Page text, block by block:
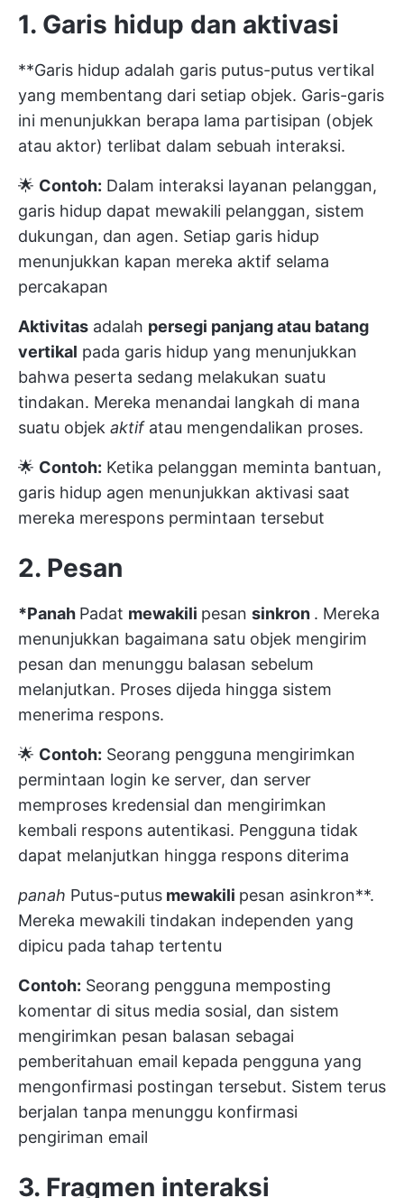
1. Garis hidup dan aktivasi
**Garis hidup adalah garis putus-putus vertikal
yang membentang dari setiap objek. Garis-garis
ini menunjukkan berapa lama partisipan (objek
atau aktor) terlibat dalam sebuah interaksi.
🌟 Contoh: Dalam interaksi layanan pelanggan,
garis hidup dapat mewakili pelanggan, sistem
dukungan, dan agen. Setiap garis hidup
menunjukkan kapan mereka aktif selama
percakapan
Aktivitas adalah persegi panjang atau batang
vertikal pada garis hidup yang menunjukkan
bahwa peserta sedang melakukan suatu
tindakan. Mereka menandai langkah di mana
suatu objek aktifatau mengendalikan proses.
🌟 Contoh: Ketika pelanggan meminta bantuan,
garis hidup agen menunjukkan aktivasi saat
mereka merespons permintaan tersebut
2. Pesan
*Panah Padat mewakili pesan sinkron . Mereka
menunjukkan bagaimana satu objek mengirim
pesan dan menunggu balasan sebelum
melanjutkan. Proses dijeda hingga sistem
menerima respons.
🌟 Contoh: Seorang pengguna mengirimkan
permintaan login ke server, dan server
memproses kredensial dan mengirimkan
kembali respons autentikasi. Pengguna tidak
dapat melanjutkan hingga respons diterima
panah Putus-putus mewakili pesan asinkron**.
Mereka mewakili tindakan independen yang
dipicu pada tahap tertentu
Contoh: Seorang pengguna memposting
komentar di situs media sosial, dan sistem
mengirimkan pesan balasan sebagai
pemberitahuan email kepada pengguna yang
mengonfirmasi postingan tersebut. Sistem terus
berjalan tanpa menunggu konfirmasi
pengiriman email
3. Fragmen interaksi